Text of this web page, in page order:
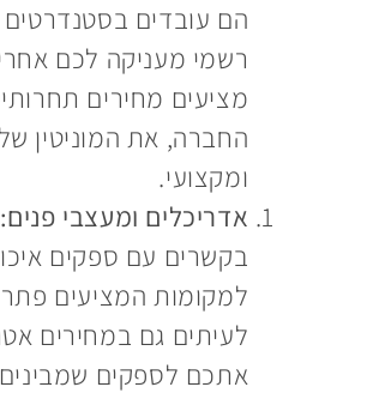
הם עובדים בסטנדרטים
רשמי מעניקה לכם
מציעים מחירים
החברה, את המוניטין
ומקצועי.
אדריכלים ומעצבי פנים:
בקשרים עם ספקים
למקומות המציעים
לעיתים גם במחירים
אתכם לספקים